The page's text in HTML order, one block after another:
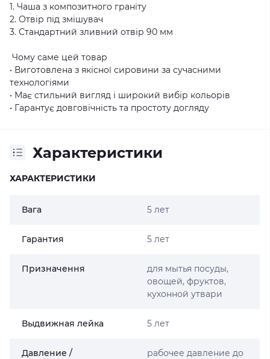
1. Чаша з композитного граніту
2. Отвір під змішувач
3. Стандартний зливний отвір 90 мм
Чому саме цей товар
• Виготовлена з якісної сировини за сучасними
технологіями
• Має стильний вигляд і широкий вибір кольорів
• Гарантує довговічність та простоту догляду
Характеристики
ХАРАКТЕРИСТИКИ
Вага 5 лет
Гарантия 5 лет
Призначення
для мытья посуды,
овощей, фруктов,
кухонной утвари
Выдвижная лейка 5 лет
Давление /
рабочее давление до